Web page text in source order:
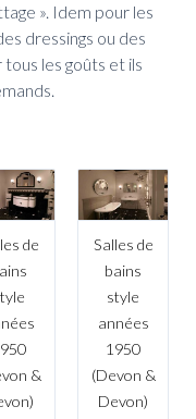
». Idem pour les
dressings ou des
les goûts et ils
de
&
Salles de
bains
style
années
1950
(Devon &
Devon)